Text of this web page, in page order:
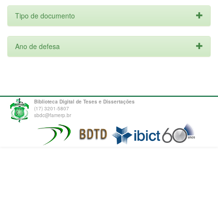
Tipo de documento
Ano de defesa
Biblioteca Digital de Teses e Dissertações
(17) 3201-5807
sbdc@famerp.br